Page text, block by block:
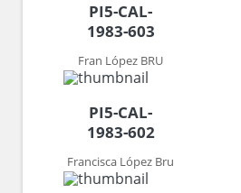
PI5-CAL-
1983-603
Fran López BRU
PI5-CAL-
1983-602
Francisca López Bru